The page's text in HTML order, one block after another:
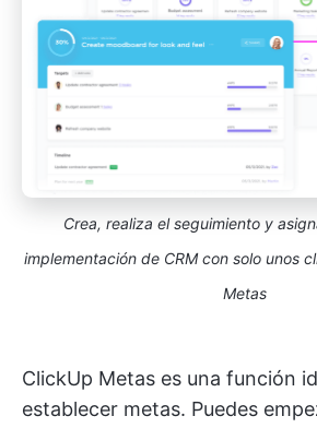
Crea, realiza el seguimiento y
implementación de CRM con solo unos
Metas
ClickUp Metas es una función
establecer metas. Puedes